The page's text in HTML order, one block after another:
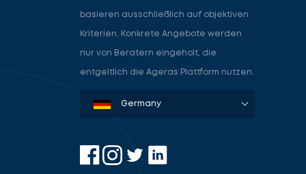
basieren ausschließlich auf objektiven
Kriterien. Konkrete Angebote werden
nur von Beratern eingeholt, die
entgeltlich die Ageras Plattform nutzen.
Denmark
Sweden
Norway
Netherlands
Germany
USA